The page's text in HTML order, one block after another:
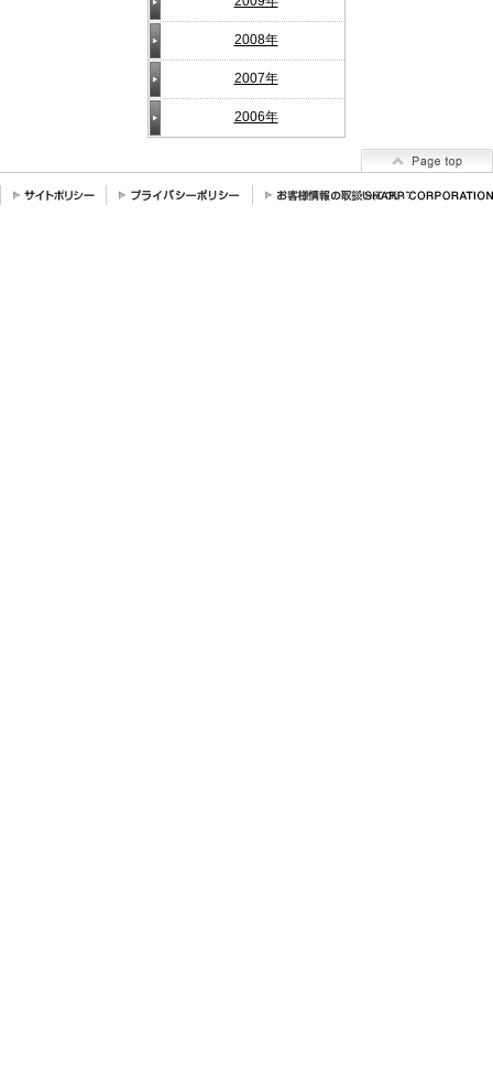
2008年
2007年
2006年